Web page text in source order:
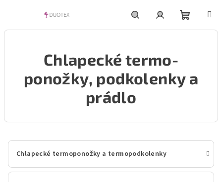
HledatPřihlášeníNákupní
Chlapecké termo-
ponožky, podkolenky a
prádlo
Chlapecké termoponožky a termopodkolenky